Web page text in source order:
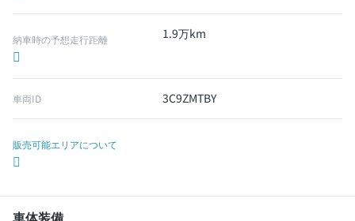
納車時の予想走行距離 1.9万km
車両ID 3C9ZMTBY
販売可能エリアについて
車体装備